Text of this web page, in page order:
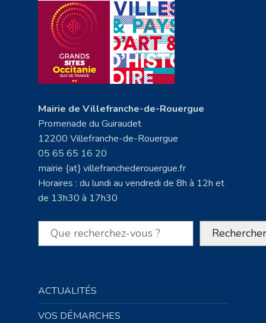
Mairie de Villefranche-de-Rouergue
Promenade du Guiraudet
12200 Villefranche-de-Rouergue
05 65 65 16 20
mairie {at} villefranchederouergue.fr
Horaires : du lundi au vendredi de 8h à 12h et
de 13h30 à 17h30
Rechercher Rechercher
ACTUALITÉS
VOS DÉMARCHES